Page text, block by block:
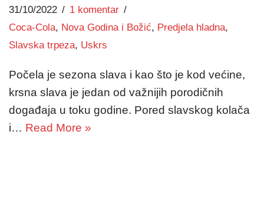
31/10/2022
1 komentar
Coca-Cola, Nova Godina i Božić, Predjela hladna,
Slavska trpeza, Uskrs
Počela je sezona slava i kao što je kod većine,
krsna slava je jedan od važnijih porodičnih
događaja u toku godine. Pored slavskog kolača
i… Read More »